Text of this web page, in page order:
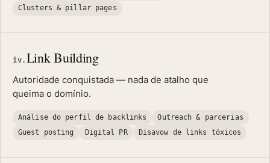
Clusters & pillar pages
iv. Link Building
Autoridade conquistada — nada de atalho que
queima o domínio.
Análise do perfil de backlinks
Outreach & parcerias
Guest posting
Digital PR Disavow de links tóxicos